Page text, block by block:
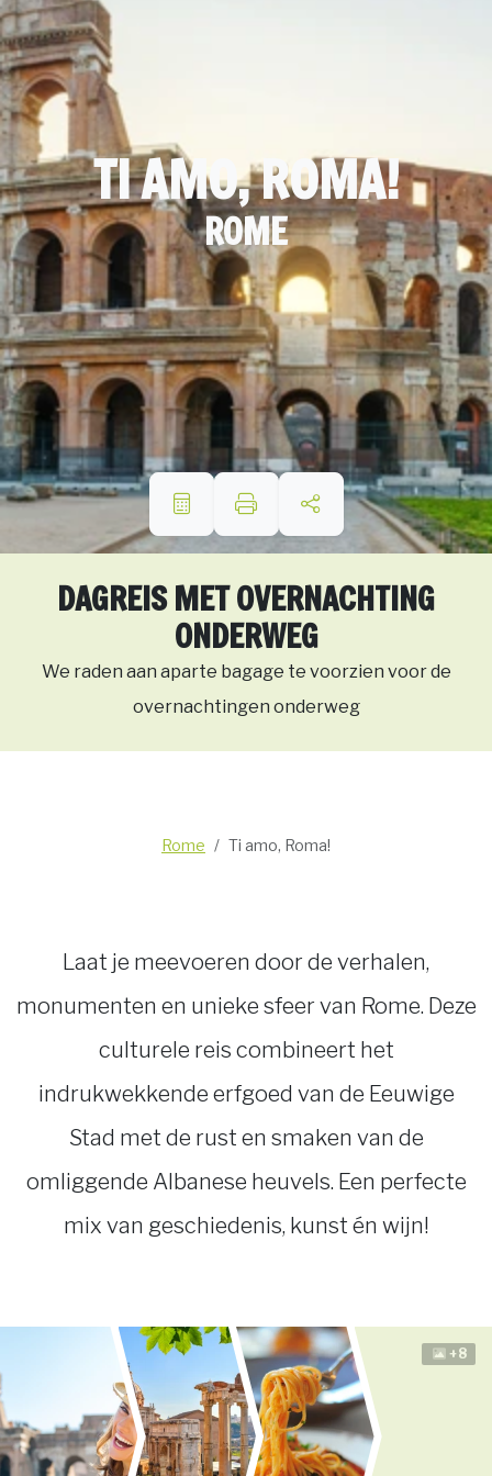
TI AMO, ROMA!
ROME
DAGREIS MET OVERNACHTING
ONDERWEG
We raden aan aparte bagage te voorzien voor de
overnachtingen onderweg
Rome Ti amo, Roma!
Laat je meevoeren door de verhalen,
monumenten en unieke sfeer van Rome. Deze
culturele reis combineert het
indrukwekkende erfgoed van de Eeuwige
Stad met de rust en smaken van de
omliggende Albanese heuvels. Een perfecte
mix van geschiedenis, kunst én wijn!
+8